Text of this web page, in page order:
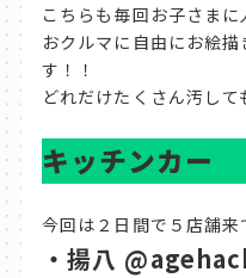
こちらも毎回お子さま
おクルマに自由にお絵
す！！
どれだけたくさん汚し
キッチンカー
今回は２日間で５店舗
・揚八